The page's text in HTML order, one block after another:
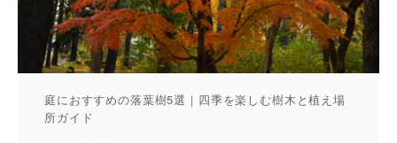
庭におすすめの落葉樹5選｜四季を楽しむ樹木と植え場
所ガイド